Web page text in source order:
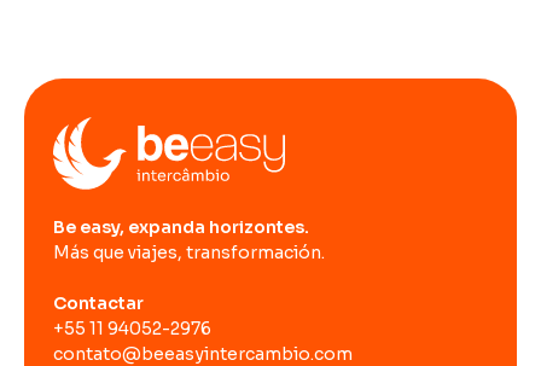
Be easy, expanda horizontes.
Más que viajes, transformación.
Contactar
+55 11 94052-2976
contato@beeasyintercambio.com